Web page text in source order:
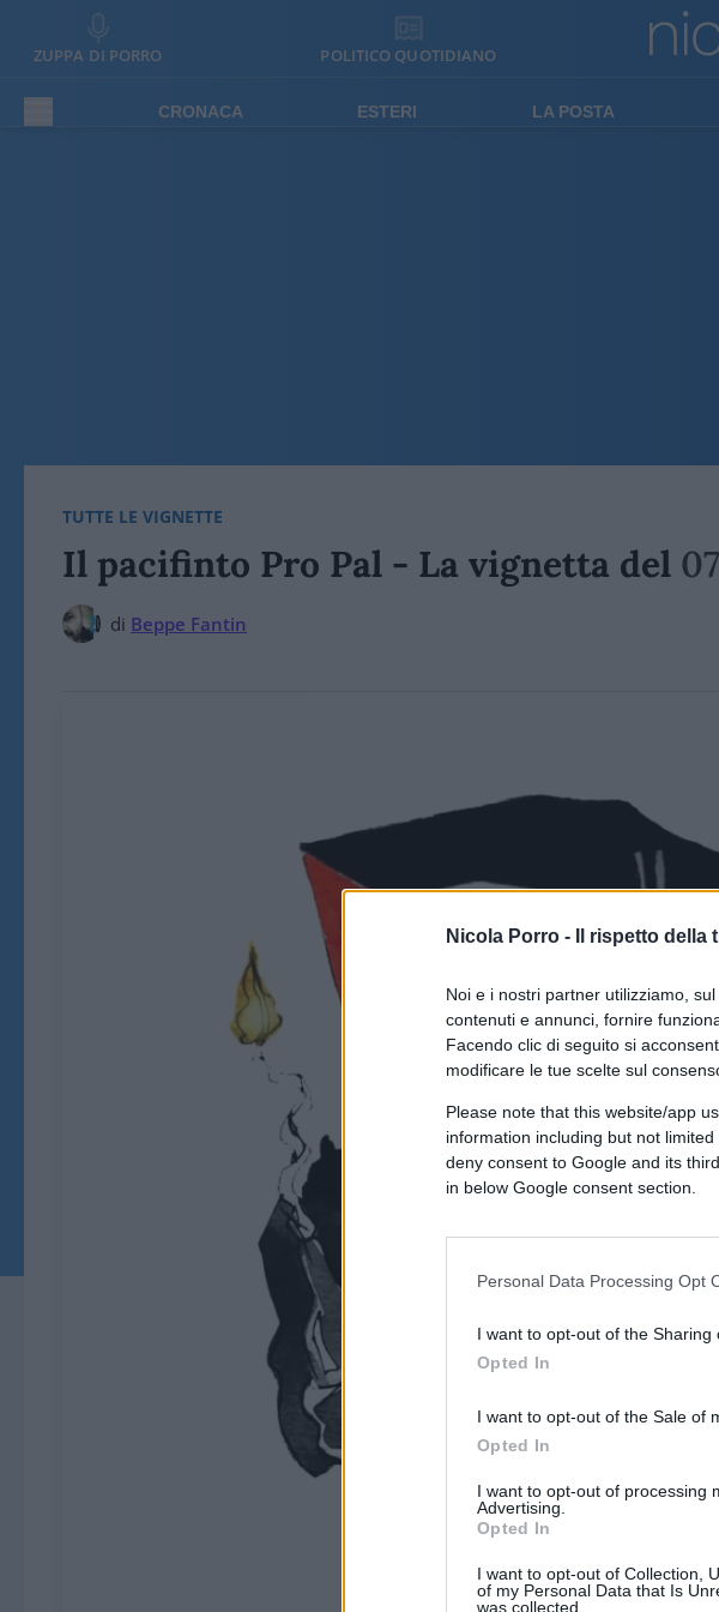
Nicola Porro - Il rispetto
Noi e i nostri partner utilizziamo,
contenuti e annunci, fornire
Facendo clic di seguito si
modificare le tue scelte sul
Please note that this website/app
information including but not
deny consent to Google and its
in below Google consent section.
Personal Data Processing Opt
I want to opt-out of the Sharing
Opted In
I want to opt-out of the Sale of
Opted In
I want to opt-out of processing
Advertising.
Opted In
I want to opt-out of Collection,
of my Personal Data that Is
was collected.
ZUPPA DI PORRO POLITICO QUOTIDIANO
CRONACA ESTERI LA POSTA
TUTTE LE VIGNETTE
Il pacifinto Pro Pal - La vignetta del
di Beppe Fantin